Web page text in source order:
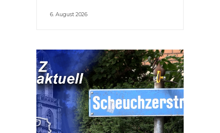
6. August 2026